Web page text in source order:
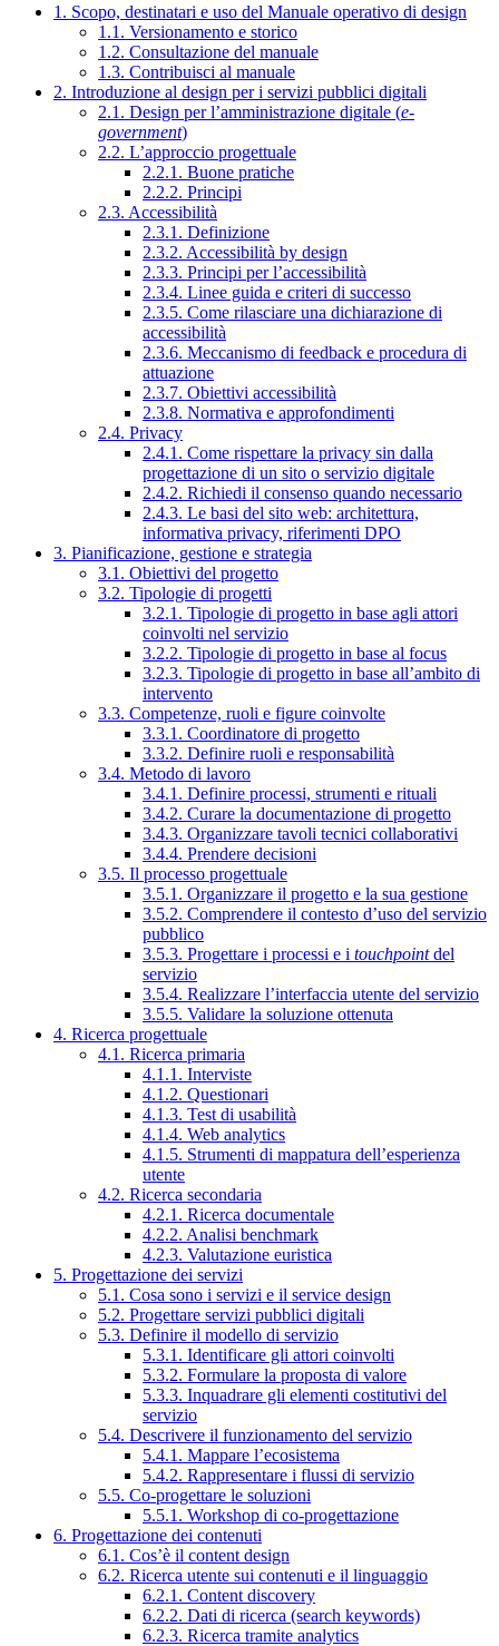
1. Scopo, destinatari e uso del Manuale operativo di design
1.1. Versionamento e storico
1.2. Consultazione del manuale
1.3. Contribuisci al manuale
2. Introduzione al design per i servizi pubblici digitali
2.1. Design per l’amministrazione digitale (e-
government)
2.2. L’approccio progettuale
2.2.1. Buone pratiche
2.2.2. Principi
2.3. Accessibilità
2.3.1. Definizione
2.3.2. Accessibilità by design
2.3.3. Principi per l’accessibilità
2.3.4. Linee guida e criteri di successo
2.3.5. Come rilasciare una dichiarazione di
accessibilità
2.3.6. Meccanismo di feedback e procedura di
attuazione
2.3.7. Obiettivi accessibilità
2.3.8. Normativa e approfondimenti
2.4. Privacy
2.4.1. Come rispettare la privacy sin dalla
progettazione di un sito o servizio digitale
2.4.2. Richiedi il consenso quando necessario
2.4.3. Le basi del sito web: architettura,
informativa privacy, riferimenti DPO
3. Pianificazione, gestione e strategia
3.1. Obiettivi del progetto
3.2. Tipologie di progetti
3.2.1. Tipologie di progetto in base agli attori
coinvolti nel servizio
3.2.2. Tipologie di progetto in base al focus
3.2.3. Tipologie di progetto in base all’ambito di
intervento
3.3. Competenze, ruoli e figure coinvolte
3.3.1. Coordinatore di progetto
3.3.2. Definire ruoli e responsabilità
3.4. Metodo di lavoro
3.4.1. Definire processi, strumenti e rituali
3.4.2. Curare la documentazione di progetto
3.4.3. Organizzare tavoli tecnici collaborativi
3.4.4. Prendere decisioni
3.5. Il processo progettuale
3.5.1. Organizzare il progetto e la sua gestione
3.5.2. Comprendere il contesto d’uso del servizio
pubblico
3.5.3. Progettare i processi e i touchpointdel
servizio
3.5.4. Realizzare l’interfaccia utente del servizio
3.5.5. Validare la soluzione ottenuta
4. Ricerca progettuale
4.1. Ricerca primaria
4.1.1. Interviste
4.1.2. Questionari
4.1.3. Test di usabilità
4.1.4. Web analytics
4.1.5. Strumenti di mappatura dell’esperienza
utente
4.2. Ricerca secondaria
4.2.1. Ricerca documentale
4.2.2. Analisi benchmark
4.2.3. Valutazione euristica
5. Progettazione dei servizi
5.1. Cosa sono i servizi e il service design
5.2. Progettare servizi pubblici digitali
5.3. Definire il modello di servizio
5.3.1. Identificare gli attori coinvolti
5.3.2. Formulare la proposta di valore
5.3.3. Inquadrare gli elementi costitutivi del
servizio
5.4. Descrivere il funzionamento del servizio
5.4.1. Mappare l’ecosistema
5.4.2. Rappresentare i flussi di servizio
5.5. Co-progettare le soluzioni
5.5.1. Workshop di co-progettazione
6. Progettazione dei contenuti
6.1. Cos’è il content design
6.2. Ricerca utente sui contenuti e il linguaggio
6.2.1. Content discovery
6.2.2. Dati di ricerca (search keywords)
6.2.3. Ricerca tramite analytics